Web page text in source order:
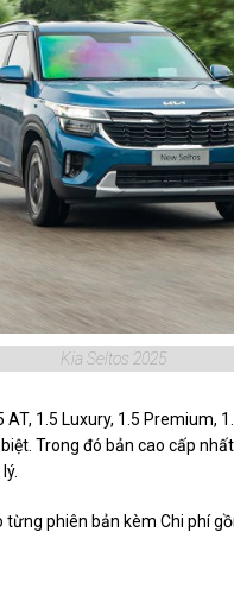
Kia Seltos 2025
1.5 Luxury, 1.5 Premium,
Trong đó bản cao cấp
từng phiên bản kèm Chi phí